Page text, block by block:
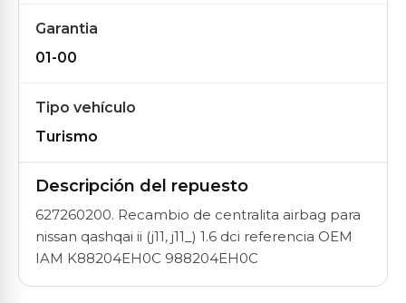
Garantia
01-00
Tipo vehículo
Turismo
Descripción del repuesto
627260200. Recambio de centralita airbag para
nissan qashqai ii (j11, j11_) 1.6 dci referencia OEM
IAM K88204EH0C 988204EH0C